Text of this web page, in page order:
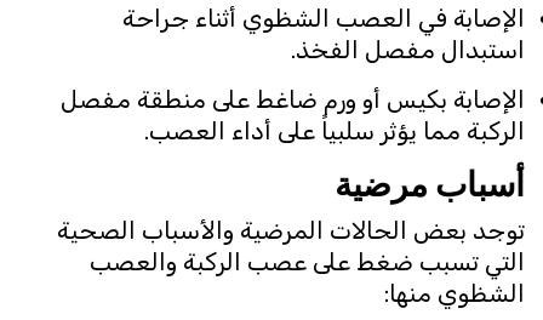
الإصابة في العصب الشظوي أثناء جراحة
استبدال مفصل الفخذ.
الإصابة بكيس أو ورم ضاغط على منطقة مفصل
الركبة مما يؤثر سلبياً على أداء العصب.
أسباب مرضية
توجد بعض الحالات المرضية والأسباب الصحية
التي تسبب ضغط على عصب الركبة والعصب
الشظوي منها: